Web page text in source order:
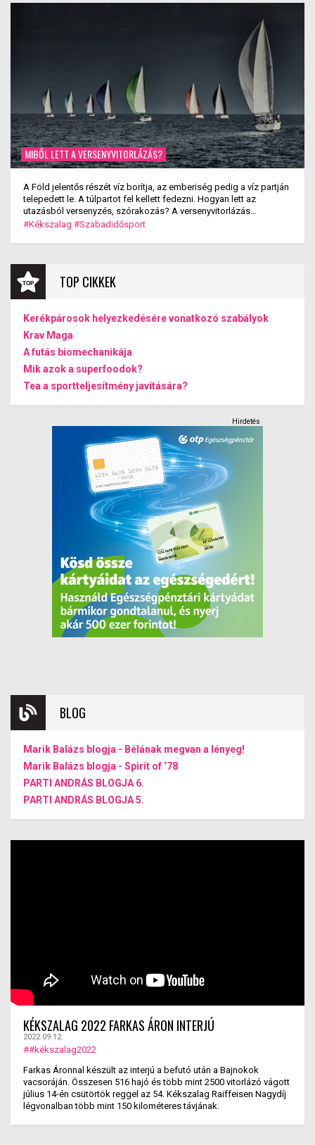
MIBŐL LETT A VERSENYVITORLÁZÁS?
A Föld jelentős részét víz borítja, az emberiség pedig a víz partján
telepedett le. A túlpartot fel kellett fedezni. Hogyan lett az
utazásból versenyzés, szórakozás? A versenyvitorlázás
kialakulása.
#Kékszalag #Szabadidősport
TOP CIKKEK
Kerékpárosok helyezkedésére vonatkozó szabályok
Krav Maga
A futás biomechanikája
Mik azok a superfoodok?
Tea a sportteljesítmény javítására?
Hirdetés
BLOG
Marik Balázs blogja - Bélának megvan a lényeg!
Marik Balázs blogja - Spirit of ‘78
PARTI ANDRÁS BLOGJA 6.
PARTI ANDRÁS BLOGJA 5.
KÉKSZALAG 2022 FARKAS ÁRON INTERJÚ
2022.09.12
##kékszalag2022
Farkas Áronnal készült az interjú a befutó után a Bajnokok
vacsoráján. Összesen 516 hajó és több mint 2500 vitorlázó vágott
július 14-én csütörtök reggel az 54. Kékszalag Raiffeisen Nagydíj
légvonalban több mint 150 kilométeres távjának.